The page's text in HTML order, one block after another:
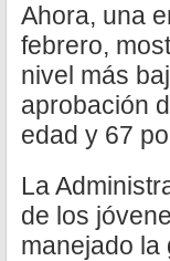
Ahora, una
febrero,
nivel más
aprobación
edad y 67
La
de los
manejado la